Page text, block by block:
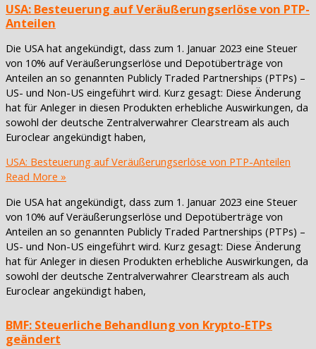
USA: Besteuerung auf Veräußerungserlöse von PTP-
Anteilen
Die USA hat angekündigt, dass zum 1. Januar 2023 eine Steuer
von 10% auf Veräußerungserlöse und Depotüberträge von
Anteilen an so genannten Publicly Traded Partnerships (PTPs) –
US- und Non-US eingeführt wird. Kurz gesagt: Diese Änderung
hat für Anleger in diesen Produkten erhebliche Auswirkungen, da
sowohl der deutsche Zentralverwahrer Clearstream als auch
Euroclear angekündigt haben,
USA: Besteuerung auf Veräußerungserlöse von PTP-Anteilen
Read More »
Die USA hat angekündigt, dass zum 1. Januar 2023 eine Steuer
von 10% auf Veräußerungserlöse und Depotüberträge von
Anteilen an so genannten Publicly Traded Partnerships (PTPs) –
US- und Non-US eingeführt wird. Kurz gesagt: Diese Änderung
hat für Anleger in diesen Produkten erhebliche Auswirkungen, da
sowohl der deutsche Zentralverwahrer Clearstream als auch
Euroclear angekündigt haben,
BMF: Steuerliche Behandlung von Krypto-ETPs
geändert